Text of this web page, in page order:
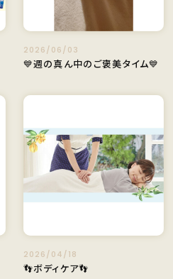
2026/06/03
💙週の真ん中のご褒美タイム💙
2026/04/18
👣ボディケア👣